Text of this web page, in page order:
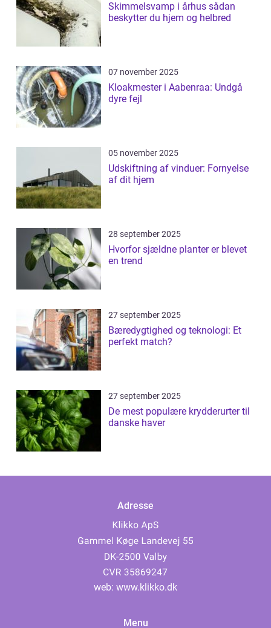
Skimmelsvamp i århus sådan
beskytter du hjem og helbred
07 november 2025
Kloakmester i Aabenraa: Undgå
dyre fejl
05 november 2025
Udskiftning af vinduer: Fornyelse
af dit hjem
28 september 2025
Hvorfor sjældne planter er blevet
en trend
27 september 2025
Bæredygtighed og teknologi: Et
perfekt match?
27 september 2025
De mest populære krydderurter til
danske haver
Adresse
web: www.klikko.dk
Menu